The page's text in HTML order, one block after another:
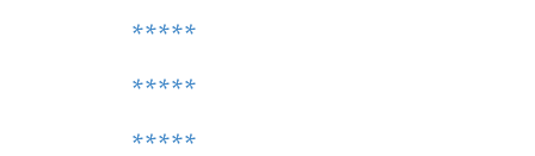
*****
*****
*****